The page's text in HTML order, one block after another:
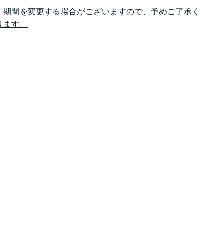
間を変更する場合がございますので、予めご了承
す。